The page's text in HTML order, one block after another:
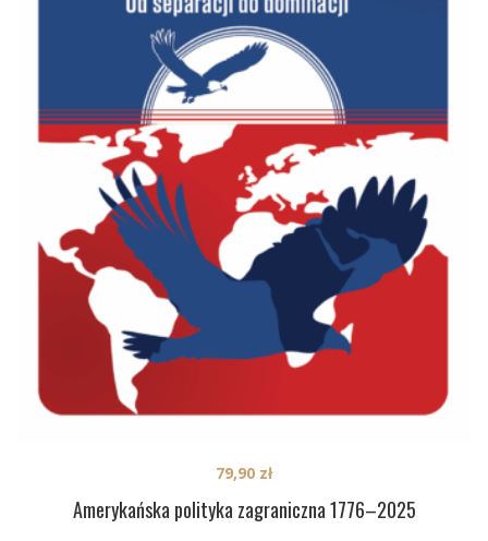
Amerykańska polityka zagraniczna 1776–2025
79,90 zł